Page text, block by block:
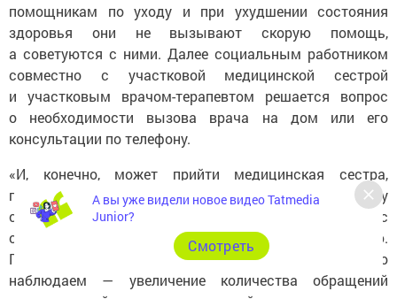
помощникам по уходу и при ухудшении состояния
здоровья они не вызывают скорую помощь,
а советуются с ними. Далее социальным работником
совместно с участковой медицинской сестрой
и участковым врачом-терапевтом решается вопрос
о необходимости вызова врача на дом или его
консультации по телефону.
«И, конечно, может прийти медицинская сестра,
провести осмотр и рекомендовать пожилому человеку
сходить на прием к врачу, а также поставить вопрос
о госпитализации в медицинскую организацию.
Подобный подход подразумевает — и мы уже его
наблюдаем — увеличение количества обращений
А вы уже видели новое видео Tatmedia
Junior?
Cмотреть